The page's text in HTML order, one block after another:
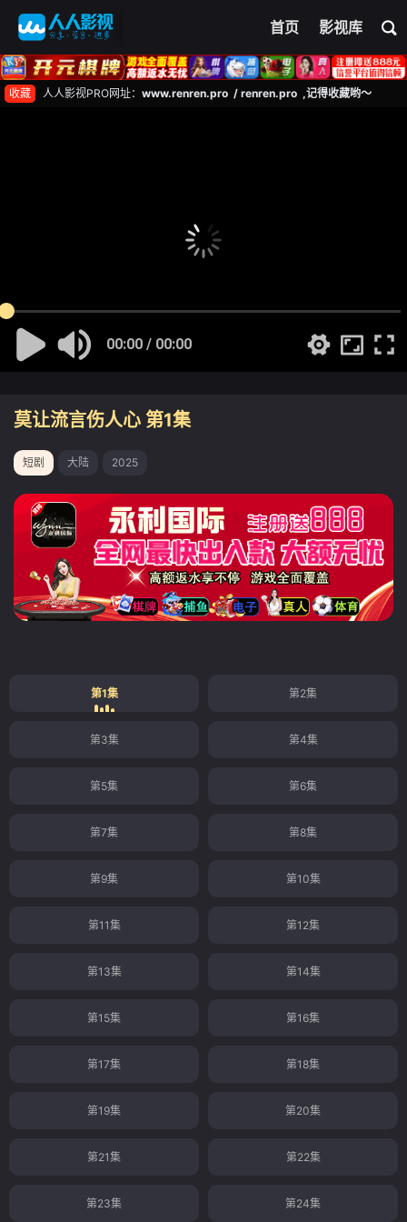
首页 影视库
收藏 人人影视PRO网址： www.renren.pro / renren.pro ,记得收藏哟～
00:00 / 00:00
莫让流言伤人心 第1集
短剧 大陆 2025
第1集 第2集
第3集 第4集
第5集 第6集
第7集 第8集
第9集 第10集
第11集 第12集
第13集 第14集
第15集 第16集
第17集 第18集
第19集 第20集
第21集 第22集
第23集 第24集